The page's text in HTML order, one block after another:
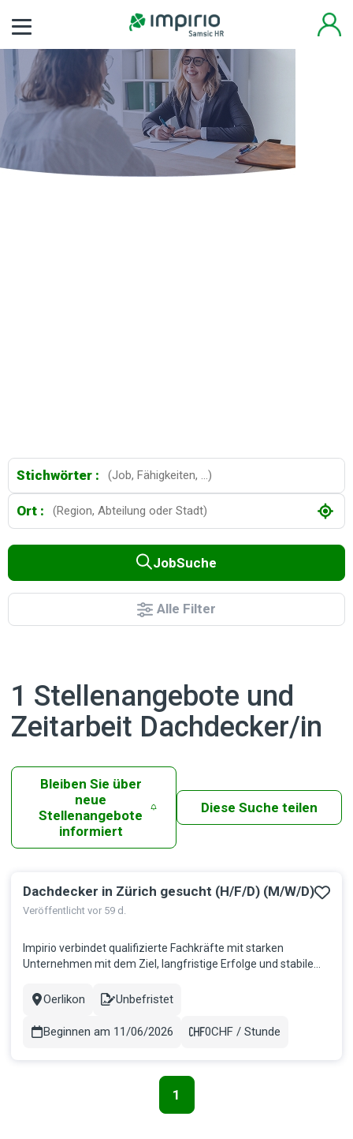
Stichwörter :
Ort :
JobSuche
Alle Filter
1 Stellenangebote und
Zeitarbeit Dachdecker/in
Bleiben Sie über
neue
Stellenangebote
informiert
Diese Suche teilen
Ergebnisse
Dachdecker in Zürich gesucht (H/F/D) (M/W/D)
Veröffentlicht vor 59 d.
Impirio verbindet qualifizierte Fachkräfte mit starken
Unternehmen mit dem Ziel, langfristige Erfolge und stabile
sie gebraucht werden, und fördern so nachhaltiges
im schönen Kan...
Stadt
Oerlikon
Contract
Unbefristet
Beginnen am 11/06/2026
Gehalt
0CHF / Stunde
Seitennavigation
1